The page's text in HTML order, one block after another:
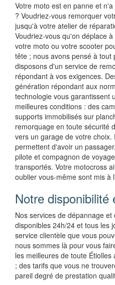
Votre moto est en panne et
? Voudriez-vous remorquer
jusqu'à votre atelier de
Voudriez-vous qu'on déplace
votre moto ou votre scooter
tête ; nous avons pensé à tout
disposons d'un service de
répondant à vos exigences.
génération répondant aux
technologie vous garantissent
meilleures conditions : des
supports immobilisés sur
remorquage en toute sécurité
vers un garage de votre
permettent d'avoir un
pilote et compagnon de
transportés. Votre motocross
oublier vous-même sont mis à
Notre disponibilité
Nos services de dépannage
disponibles 24h/24 et tous les
service clientèle que vous
nous sommes là pour vous
les meilleures de toute
; des tarifs que vous ne
pareil degré de prestation